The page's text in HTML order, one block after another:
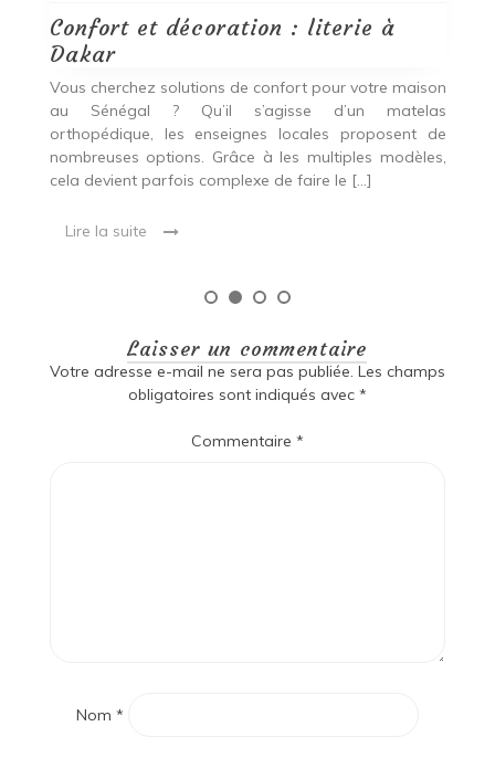
Confort et décoration : literie à
Dakar
Vous cherchez solutions de confort pour votre maison
au Sénégal ? Qu’il s’agisse d’un matelas
orthopédique, les enseignes locales proposent de
nombreuses options. Grâce à les multiples modèles,
cela devient parfois complexe de faire le […]
Lire la suite
Laisser un commentaire
Votre adresse e-mail ne sera pas publiée. Les champs
obligatoires sont indiqués avec *
Commentaire *
Nom *